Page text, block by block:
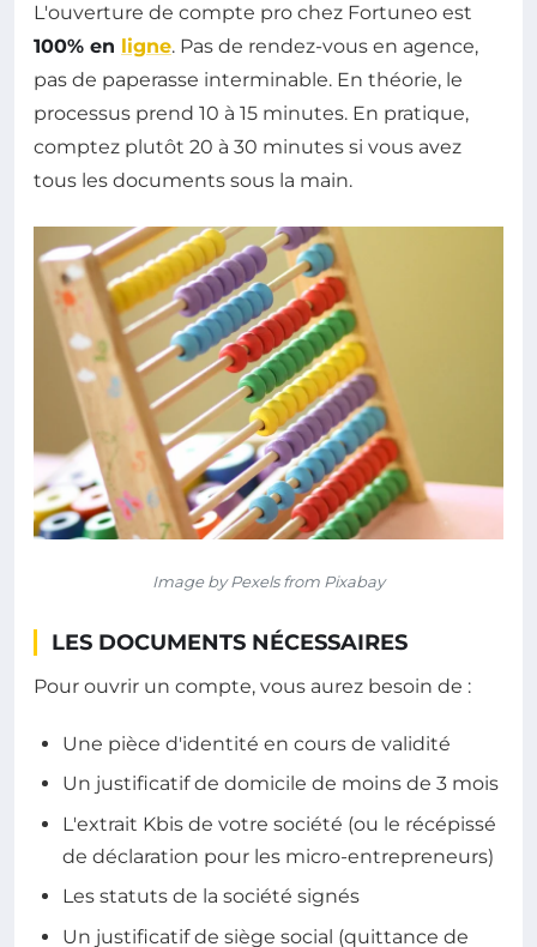
L'ouverture de compte pro chez Fortuneo est
100% en ligne. Pas de rendez-vous en agence,
pas de paperasse interminable. En théorie, le
processus prend 10 à 15 minutes. En pratique,
comptez plutôt 20 à 30 minutes si vous avez
tous les documents sous la main.
Image by Pexels from Pixabay
LES DOCUMENTS NÉCESSAIRES
Pour ouvrir un compte, vous aurez besoin de :
Une pièce d'identité en cours de validité
Un justificatif de domicile de moins de 3 mois
L'extrait Kbis de votre société (ou le récépissé
de déclaration pour les micro-entrepreneurs)
Les statuts de la société signés
Un justificatif de siège social (quittance de